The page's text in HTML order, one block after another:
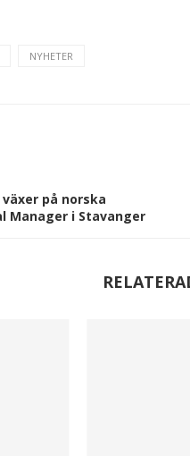
NYHETER
på norska
Manager i Stavanger